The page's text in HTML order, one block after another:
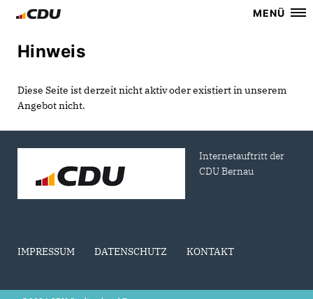
MENÜ
Hinweis
Diese Seite ist derzeit nicht aktiv oder existiert in unserem
Angebot nicht.
Internetauftritt der
CDU Bernau
IMPRESSUM DATENSCHUTZ KONTAKT